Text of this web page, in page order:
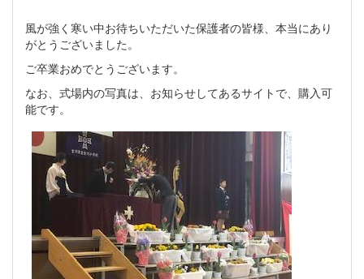
風が強く寒い中お待ちいただいた保護者の皆様、本当にあり
がとうございました。
ご卒業おめでとうございます。
なお、式場内の写真は、お知らせしてあるサイトで、購入可
能です。